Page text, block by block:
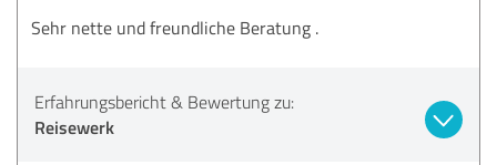
Sehr nette und freundliche Beratung .
Erfahrungsbericht & Bewertung zu:
Reisewerk